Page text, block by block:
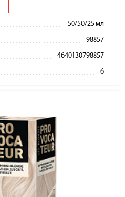
50/50/25 мл
98857
4640130798857
6